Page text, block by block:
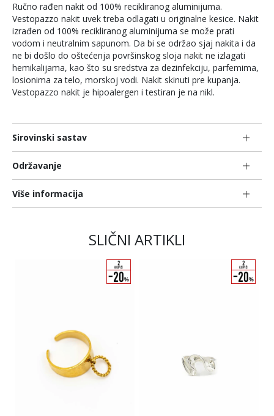
Ručno rađen nakit od 100% recikliranog aluminijuma.
Vestopazzo nakit uvek treba odlagati u originalne kesice. Nakit
izrađen od 100% recikliranog aluminijuma se može prati
vodom i neutralnim sapunom. Da bi se održao sjaj nakita i da
ne bi došlo do oštećenja površinskog sloja nakit ne izlagati
hemikalijama, kao što su sredstva za dezinfekciju, parfemima,
losionima za telo, morskoj vodi. Nakit skinuti pre kupanja.
Vestopazzo nakit je hipoalergen i testiran je na nikl.
Sirovinski sastav
Održavanje
Više informacija
SLIČNI ARTIKLI